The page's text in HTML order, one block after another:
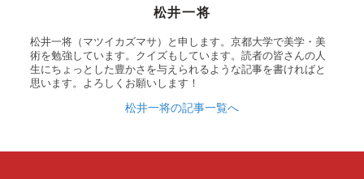
松井一将
松井一将（マツイカズマサ）と申します。京都大学で美学・美
術を勉強しています。クイズもしています。読者の皆さんの人
生にちょっとした豊かさを与えられるような記事を書ければと
思います。よろしくお願いします！
松井一将の記事一覧へ